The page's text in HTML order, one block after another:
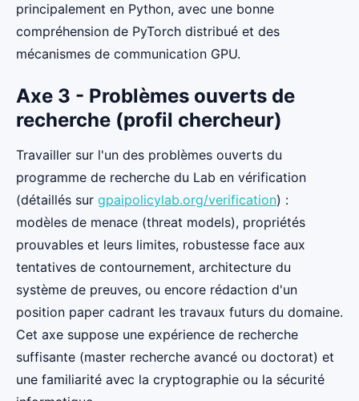
principalement en Python, avec une bonne
compréhension de PyTorch distribué et des
mécanismes de communication GPU.
Axe 3 - Problèmes ouverts de
recherche (profil chercheur)
Travailler sur l'un des problèmes ouverts du
programme de recherche du Lab en vérification
(détaillés sur gpaipolicylab.org/verification) :
modèles de menace (threat models), propriétés
prouvables et leurs limites, robustesse face aux
tentatives de contournement, architecture du
système de preuves, ou encore rédaction d'un
position paper cadrant les travaux futurs du domaine.
Cet axe suppose une expérience de recherche
suffisante (master recherche avancé ou doctorat) et
une familiarité avec la cryptographie ou la sécurité